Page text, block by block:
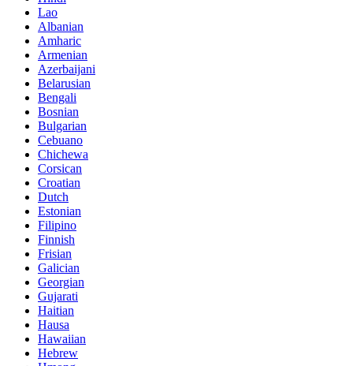
Lao
Albanian
Amharic
Armenian
Azerbaijani
Belarusian
Bengali
Bosnian
Bulgarian
Cebuano
Chichewa
Corsican
Croatian
Dutch
Estonian
Filipino
Finnish
Frisian
Galician
Georgian
Gujarati
Haitian
Hausa
Hawaiian
Hebrew